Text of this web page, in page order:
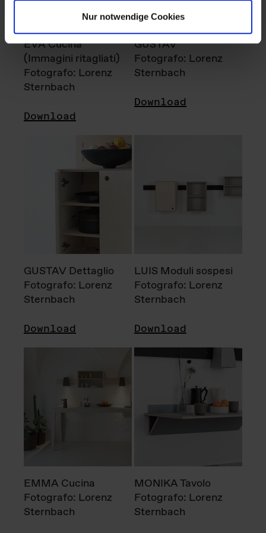
Nur notwendige Cookies
EVA Cucina
(Immagini ritagliati)
Fotografo: Lorenz
Sternbach
Download
GUSTAV
Fotografo: Lorenz
Sternbach
Download
GUSTAV Dettaglio
Fotografo: Lorenz
Sternbach
Download
LUIS Moduli sospesi
Fotografo: Lorenz
Sternbach
Download
EMMA Cucina
Fotografo: Lorenz
Sternbach
MONIKA Tavolo
Fotografo: Lorenz
Sternbach